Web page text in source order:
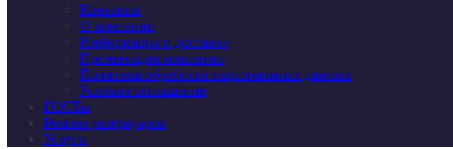
Контакты
О компании
Информация о доставке
Презентация компании
Политика обработки персональных данных
Условия соглашения
ГОСТы
Ремонт резервуаров
Услуги